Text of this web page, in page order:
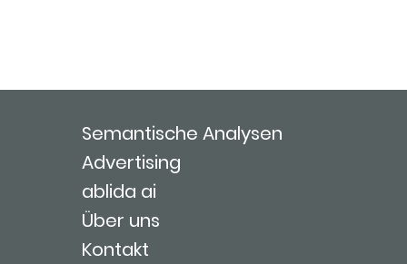
Semantische Analysen
Advertising
ablida ai
Über uns
Kontakt